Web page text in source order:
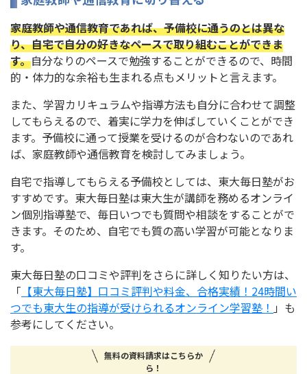
家庭教師や通信教育であれば、予備校に通うのとは異な
り、自宅で自分の好きなペースで取り組むことができま
す。自分なりのペースで勉強することができるので、時間
的・体力的な余裕も生まれる点もメリットと言えます。
また、学習カリキュラムや指導方法も自分に合わせて調整
してもらえるので、着実に学力を伸ばしていくことができ
ます。予備校に通って授業を受けるのが合わないのであれ
ば、家庭教師や通信教育を検討してみましょう。
自宅で指導してもらえる予備校としては、東大毎日塾がお
すすめです。東大毎日塾は東大生が講師を務めるオンライ
ン個別指導塾で、毎日いつでも質問や相談をすることがで
きます。そのため、自宅でも質の高い学習が可能となりま
す。
東大毎日塾の口コミや評判をさらに詳しく知りたい方は、
「 【東大毎日塾】口コミ評判や料金、合格実績！24時間い
つでも東大生の指導が受けられるオンライン学習塾！ 」も
参考にしてください。
無料の資料請求はこちらか
ら！